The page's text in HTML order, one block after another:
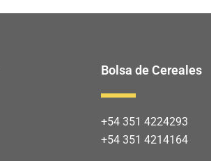
Bolsa de Cereales
+54 351 4224293
+54 351 4214164